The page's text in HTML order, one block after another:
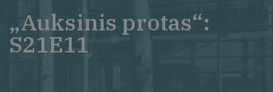
„Auksinis protas“:
S21E11